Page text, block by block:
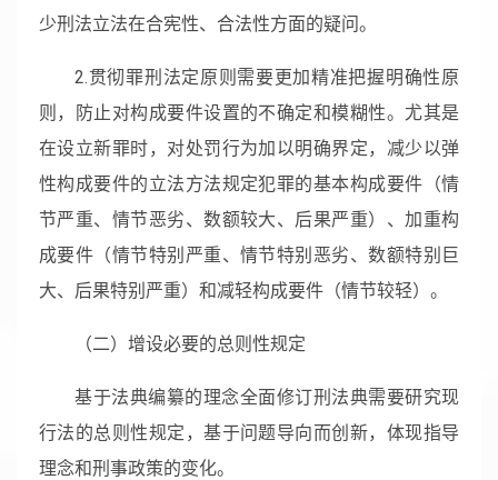
少刑法立法在合宪性、合法性方面的疑问。
2.贯彻罪刑法定原则需要更加精准把握明确性原
则，防止对构成要件设置的不确定和模糊性。尤其是
在设立新罪时，对处罚行为加以明确界定，减少以弹
性构成要件的立法方法规定犯罪的基本构成要件（情
节严重、情节恶劣、数额较大、后果严重）、加重构
成要件（情节特别严重、情节特别恶劣、数额特别巨
大、后果特别严重）和减轻构成要件（情节较轻）。
（二）增设必要的总则性规定
基于法典编纂的理念全面修订刑法典需要研究现
行法的总则性规定，基于问题导向而创新，体现指导
理念和刑事政策的变化。